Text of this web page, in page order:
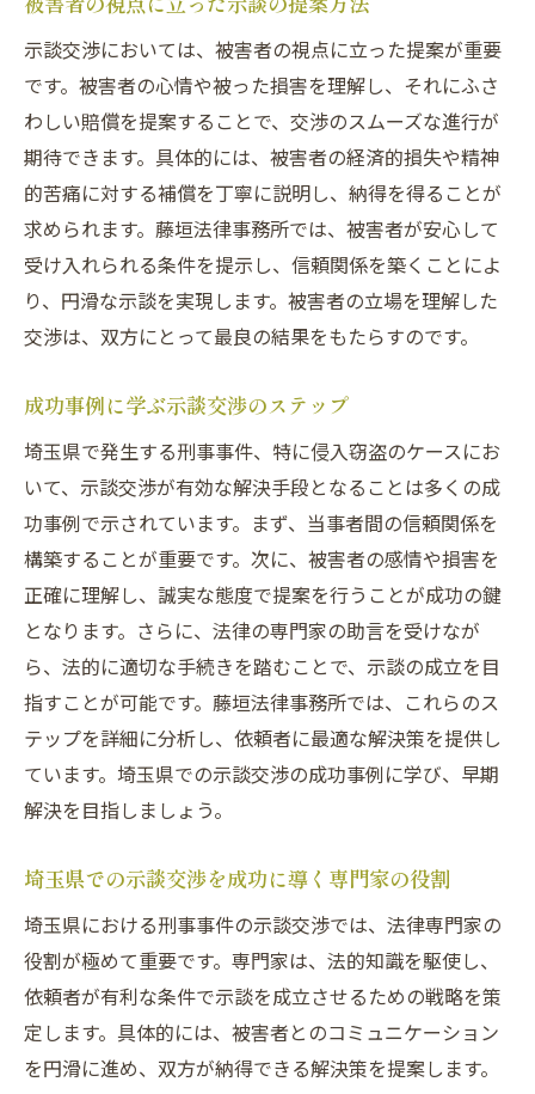
示談交渉においては、被害者の視点に立った提案が重要
です。被害者の心情や被った損害を理解し、それにふさ
わしい賠償を提案することで、交渉のスムーズな進行が
期待できます。具体的には、被害者の経済的損失や精神
的苦痛に対する補償を丁寧に説明し、納得を得ることが
求められます。藤垣法律事務所では、被害者が安心して
受け入れられる条件を提示し、信頼関係を築くことによ
り、円滑な示談を実現します。被害者の立場を理解した
交渉は、双方にとって最良の結果をもたらすのです。
成功事例に学ぶ示談交渉のステップ
埼玉県で発生する刑事事件、特に侵入窃盗のケースにお
いて、示談交渉が有効な解決手段となることは多くの成
功事例で示されています。まず、当事者間の信頼関係を
構築することが重要です。次に、被害者の感情や損害を
正確に理解し、誠実な態度で提案を行うことが成功の鍵
となります。さらに、法律の専門家の助言を受けなが
ら、法的に適切な手続きを踏むことで、示談の成立を目
指すことが可能です。藤垣法律事務所では、これらのス
テップを詳細に分析し、依頼者に最適な解決策を提供し
ています。埼玉県での示談交渉の成功事例に学び、早期
解決を目指しましょう。
埼玉県での示談交渉を成功に導く専門家の役割
埼玉県における刑事事件の示談交渉では、法律専門家の
役割が極めて重要です。専門家は、法的知識を駆使し、
依頼者が有利な条件で示談を成立させるための戦略を策
定します。具体的には、被害者とのコミュニケーション
を円滑に進め、双方が納得できる解決策を提案します。